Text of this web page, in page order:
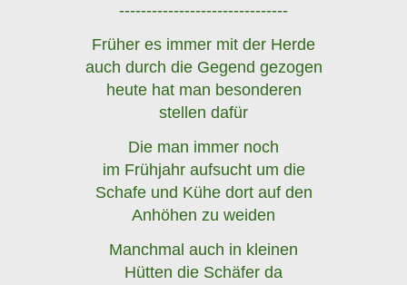
-------------------------------
Früher es immer mit der Herde
auch durch die Gegend gezogen
heute hat man besonderen
stellen dafür
Die man immer noch
im Frühjahr aufsucht um die
Schafe und Kühe dort auf den
Anhöhen zu weiden
Manchmal auch in kleinen
Hütten die Schäfer da